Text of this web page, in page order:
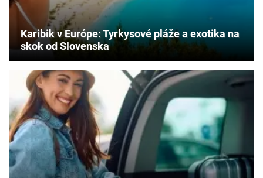
Karibik v Európe: Tyrkysové pláže a exotika na
skok od Slovenska